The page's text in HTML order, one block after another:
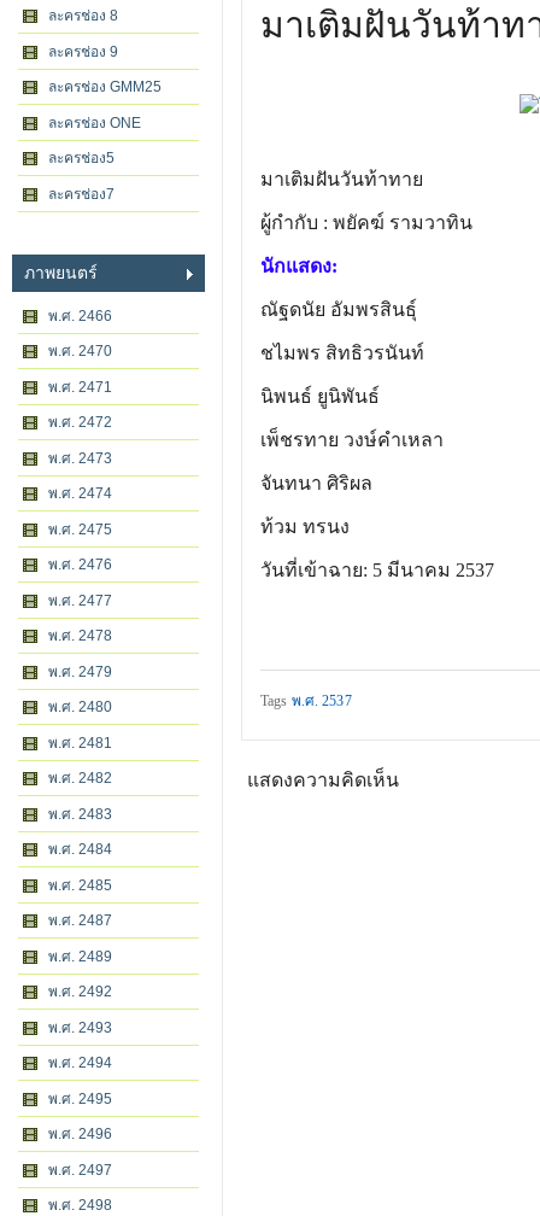
ละครช่อง 8
ละครช่อง 9
ละครช่อง GMM25
ละครช่อง ONE
ละครช่อง5
ละครช่อง7
ภาพยนตร์
พ.ศ. 2466
พ.ศ. 2470
พ.ศ. 2471
พ.ศ. 2472
พ.ศ. 2473
พ.ศ. 2474
พ.ศ. 2475
พ.ศ. 2476
พ.ศ. 2477
พ.ศ. 2478
พ.ศ. 2479
พ.ศ. 2480
พ.ศ. 2481
พ.ศ. 2482
พ.ศ. 2483
พ.ศ. 2484
พ.ศ. 2485
พ.ศ. 2487
พ.ศ. 2489
พ.ศ. 2492
พ.ศ. 2493
พ.ศ. 2494
พ.ศ. 2495
พ.ศ. 2496
พ.ศ. 2497
พ.ศ. 2498
มาเติมฝันวันท้าท
มาเติมฝันวันท้าทาย
ผู้กำกับ : พยัคฆ์ รามวาทิน
นักแสดง:
ณัฐดนัย อัมพรสินธุ์
ชไมพร สิทธิวรนันท์
นิพนธ์ ยูนิพันธ์
เพ็ชรทาย วงษ์คำเหลา
จันทนา ศิริผล
ท้วม ทรนง
วันที่เข้าฉาย: 5 มีนาคม 2537
Tags พ.ศ. 2537
แสดงความคิดเห็น